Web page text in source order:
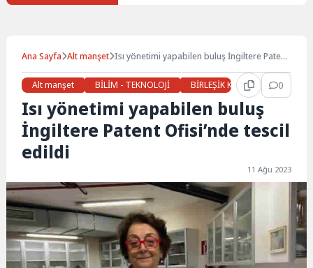
Ana Sayfa Alt manşet Isı yönetimi yapabilen buluş İngiltere Patent
Alt manşet
BİLİM - TEKNOLOJİ BİRLEŞİK KRALLIK 0
Isı yönetimi yapabilen buluş
İngiltere Patent Ofisi’nde tescil
edildi
11 Ağu 2023